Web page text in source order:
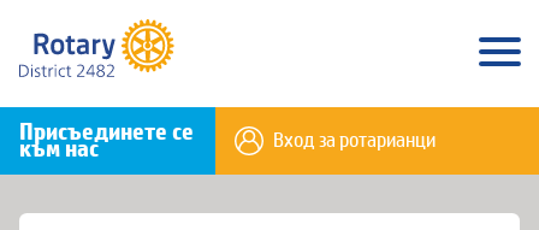
Присъединете се
към нас Вход за ротарианци